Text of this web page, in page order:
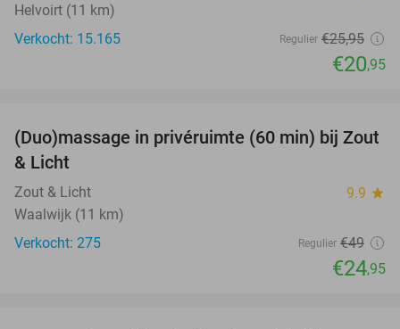
Helvoirt (11 km)
Verkocht: 15.165
Regulier €25,95
€20,95
49%
(Duo)massage in privéruimte (60 min) bij Zout
& Licht
Zout & Licht 9.9 star
Waalwijk (11 km)
Verkocht: 275
Regulier €49
€24,95